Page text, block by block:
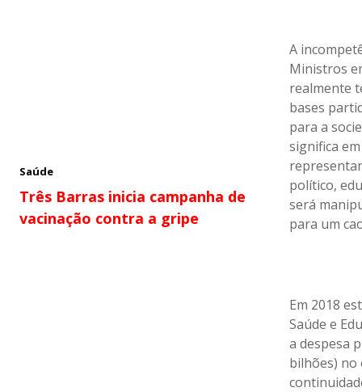
Saúde
Três Barras inicia campanha de
vacinação contra a gripe
A
Ministros
realmente
bases
para a
significa
político,
será
para um
Em 2018
Saúde e
a despesa
bilhões) no